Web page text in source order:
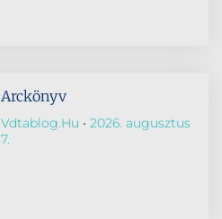
Arckönyv
Vdtablog.hu
2026. augusztus
7.